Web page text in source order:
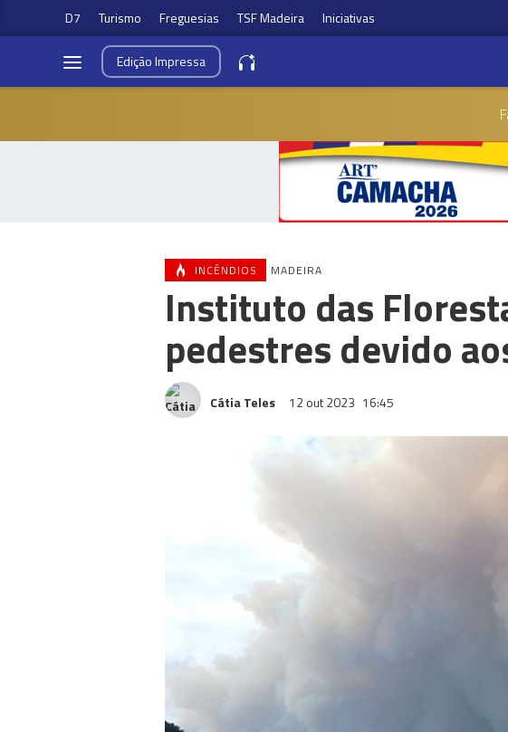
D7 Turismo Freguesias TSF Madeira Iniciativas
EdiçãoImpressa
INCÊNDIOS MADEIRA
Instituto das
pedestres devido
Cátia Teles 12 out 2023 16:45